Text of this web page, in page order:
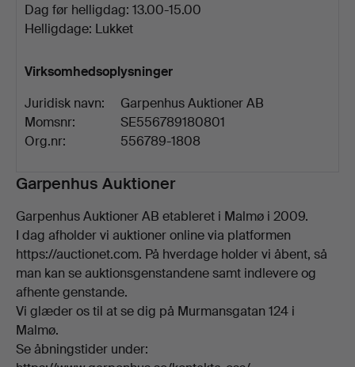
Dag før helligdag: 13.00-15.00
Helligdage: Lukket
Virksomhedsoplysninger
Juridisk navn:
Garpenhus Auktioner AB
Momsnr:
SE556789180801
Org.nr:
556789-1808
Beskrivelse
Garpenhus Auktioner
Garpenhus Auktioner AB etableret i Malmø i 2009.
I dag afholder vi auktioner online via platformen
https://auctionet.com. På hverdage holder vi åbent, så
man kan se auktionsgenstandene samt indlevere og
afhente genstande.
Vi glæder os til at se dig på Murmansgatan 124 i
Malmø.
Se åbningstider under: